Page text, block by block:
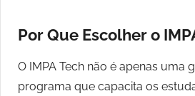
Por Que Escolher o
O IMPA Tech não é apenas uma
programa que capacita os